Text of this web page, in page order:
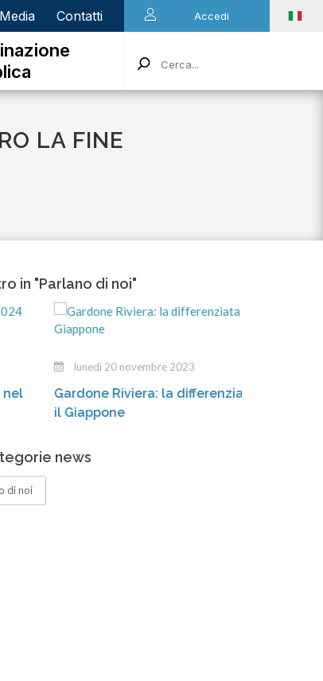
Media Contatti Accedi
LA FINE
in "Parlano di noi"
20 novembre 2023
Riviera: la differenziata «conquista»
news
di noi